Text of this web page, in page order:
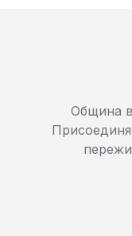
Община